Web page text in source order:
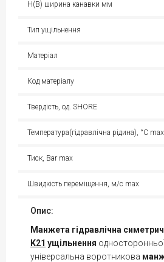
H(B) ширина канавки мм
Тип ущільнення
Матеріал
Код матеріалу
Твердість, од. SHORE
Температура(гідравлічна рідина), °С max
Тиск, Bar max
Швидкість переміщення, м/с max
Опис:
Манжета гідравлічна
K21 ущільнення односторонньої
універсальна воротникова